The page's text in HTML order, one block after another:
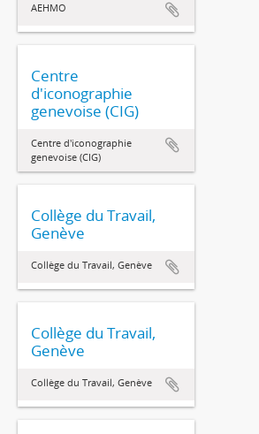
AEHMO
Centre
d'iconographie
genevoise (CIG)
Centre d'iconographie
genevoise (CIG)
Collège du Travail,
Genève
Collège du Travail, Genève
Collège du Travail,
Genève
Collège du Travail, Genève